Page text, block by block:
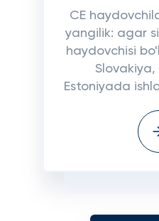
CE
yangilik: agar
haydovchisi
Estoniyada